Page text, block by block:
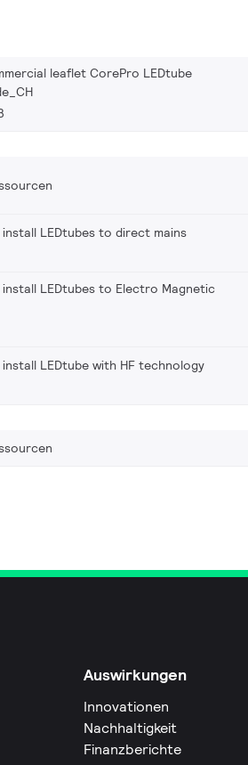
leaflet CorePro LEDtube
LEDtubes to direct mains
LEDtubes to Electro Magnetic
LEDtube with HF technology
Auswirkungen
Innovationen
Nachhaltigkeit
Finanzberichte